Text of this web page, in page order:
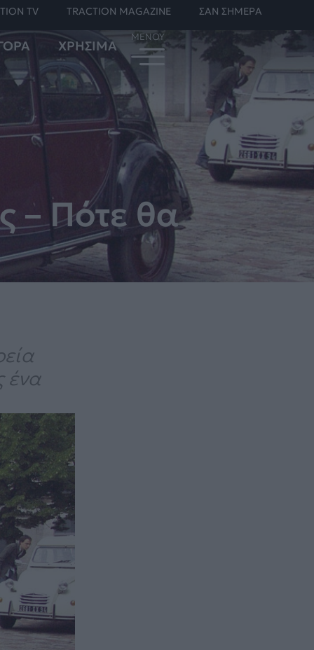
TV TRACTION MAGAZINE ΣΑΝ ΣΗΜΕΡΑ
ΧΡΗΣΙΜΑ
– Πότε θα
ένα